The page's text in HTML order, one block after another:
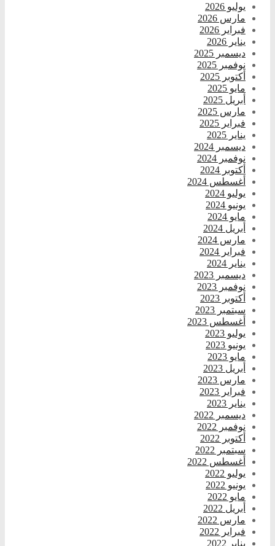
يوليو 2026
مارس 2026
فبراير 2026
يناير 2026
ديسمبر 2025
نوفمبر 2025
أكتوبر 2025
مايو 2025
أبريل 2025
مارس 2025
فبراير 2025
يناير 2025
ديسمبر 2024
نوفمبر 2024
أكتوبر 2024
أغسطس 2024
يوليو 2024
يونيو 2024
مايو 2024
أبريل 2024
مارس 2024
فبراير 2024
يناير 2024
ديسمبر 2023
نوفمبر 2023
أكتوبر 2023
سبتمبر 2023
أغسطس 2023
يوليو 2023
يونيو 2023
مايو 2023
أبريل 2023
مارس 2023
فبراير 2023
يناير 2023
ديسمبر 2022
نوفمبر 2022
أكتوبر 2022
سبتمبر 2022
أغسطس 2022
يوليو 2022
يونيو 2022
مايو 2022
أبريل 2022
مارس 2022
فبراير 2022
يناير 2022